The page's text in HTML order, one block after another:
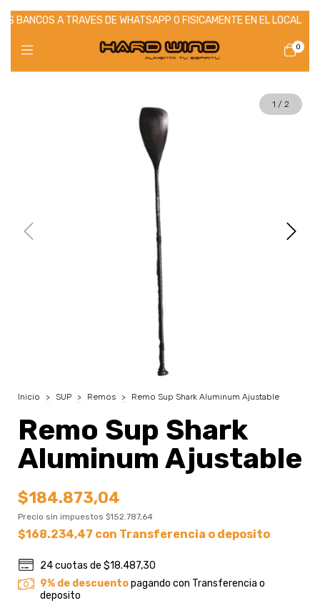
A TRAVES DE WHATSAPP O FISICAMENTE EN EL LOCAL
0
1 / 2
Inicio > SUP > Remos > Remo Sup Shark Aluminum Ajustable
Remo Sup Shark
Aluminum Ajustable
$184.873,04
Precio sin impuestos $152.787,64
$168.234,47 con Transferencia o deposito
24cuotas de$18.487,30
9% de descuentopagando con Transferencia o
deposito